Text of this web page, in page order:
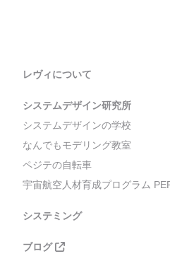
レヴィについて
システムデザイン研究所
システムデザインの学校
なんでもモデリング教室
ペジテの自転車
宇宙航空人材育成プログラム
システミング
ブログ